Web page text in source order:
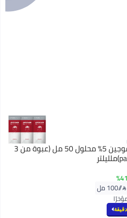
أفالون فارما أفوجين 5٪ محلول 50 مل (عبوة من 3